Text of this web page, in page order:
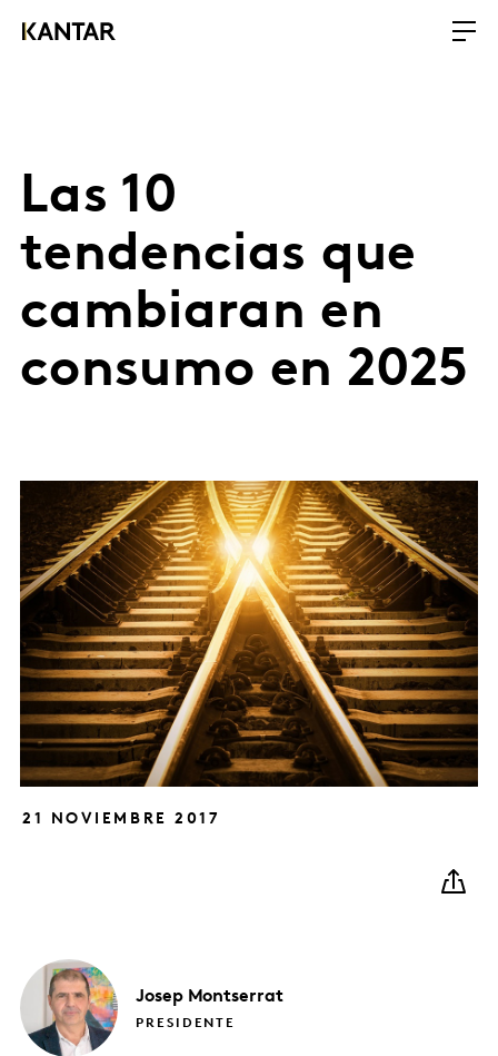
Las 10
tendencias que
cambiaran en
consumo en 2025
21 NOVIEMBRE 2017
Josep Montserrat
PRESIDENTE